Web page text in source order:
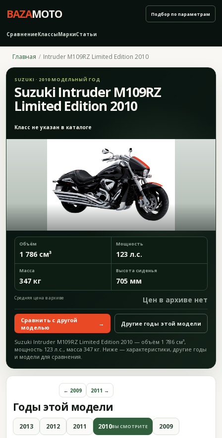
BAZAMOTO
СравнениеКлассыМаркиСтатьи
Подбор по параметрам
Главная Intruder M109RZ Limited Edition 2010
SUZUKI · 2010 МОДЕЛЬНЫЙ ГОД
Suzuki Intruder M109RZ
Limited Edition 2010
Класс не указан в каталоге
Объём
1 786 см³
Мощность
123 л.с.
Масса
347 кг
Высота сиденья
705 мм
Средняя цена в архиве Цен в архиве нет
Сравнить с другой
моделью
→ Другие годы этой модели
Suzuki Intruder M109RZ Limited Edition 2010 — объём 1 786 см³,
мощность 123 л.с., масса 347 кг. Ниже — характеристики, другие годы
и модели для сравнения.
Годы этой модели
← 2009 2011 →
2013 2012 2011 2010ВЫ СМОТРИТЕ 2009